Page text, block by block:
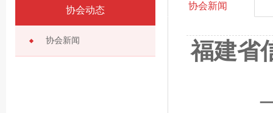
协会动态
协会新闻
协会新闻
福建省